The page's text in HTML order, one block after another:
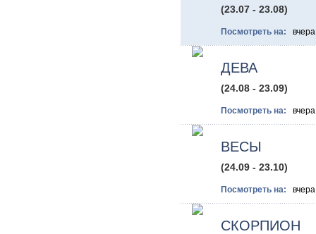
(23.07 - 23.08)
Посмотреть на:
ДЕВА
(24.08 - 23.09)
Посмотреть на:
ВЕСЫ
(24.09 - 23.10)
Посмотреть на:
СКОРПИОН